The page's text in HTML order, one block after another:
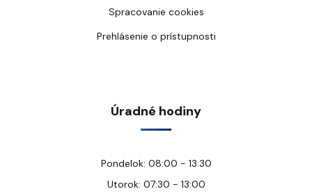
Spracovanie cookies
Prehlásenie o prístupnosti
Úradné hodiny
Pondelok: 08:00 - 13:30
Utorok: 07:30 - 13:00